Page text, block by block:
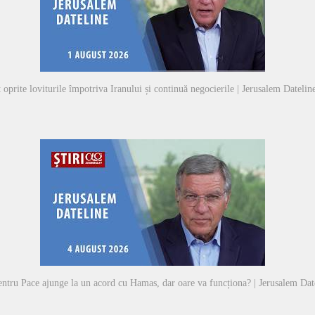
oprite loviturile împotriva Iranului și continuă negocierile | Jerusalem
Pace ajunge la un acord cu Hamas, dar oare va funcționa? | Jerusalem